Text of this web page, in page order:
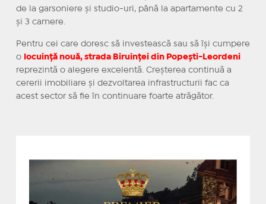
de la garsoniere și studio-uri, până la apartamente cu 2
și 3 camere.
Pentru cei care doresc să investească sau să își cumpere
o
locuință nouă, strada Biruinței din Popești-Leordeni
reprezintă o alegere excelentă. Creșterea continuă a
cererii imobiliare și dezvoltarea infrastructurii fac ca
acest sector să fie în continuare foarte atrăgător.